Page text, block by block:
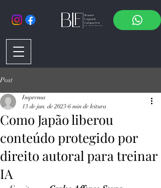
Post
Como Japão liberou
conteúdo protegido por
direito autoral para treinar
IA
Imprensa
13 de jun. de 2023 6 min de leitura